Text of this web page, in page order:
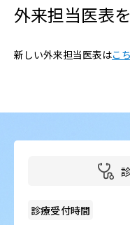
事業者・その他の方
外来担当医表
新しい外来担当医表はこ
診療受付時間